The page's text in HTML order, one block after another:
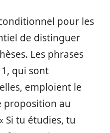
pour les
de distinguer
Les phrases
qui sont
emploient le
proposition au
Si tu étudies, tu